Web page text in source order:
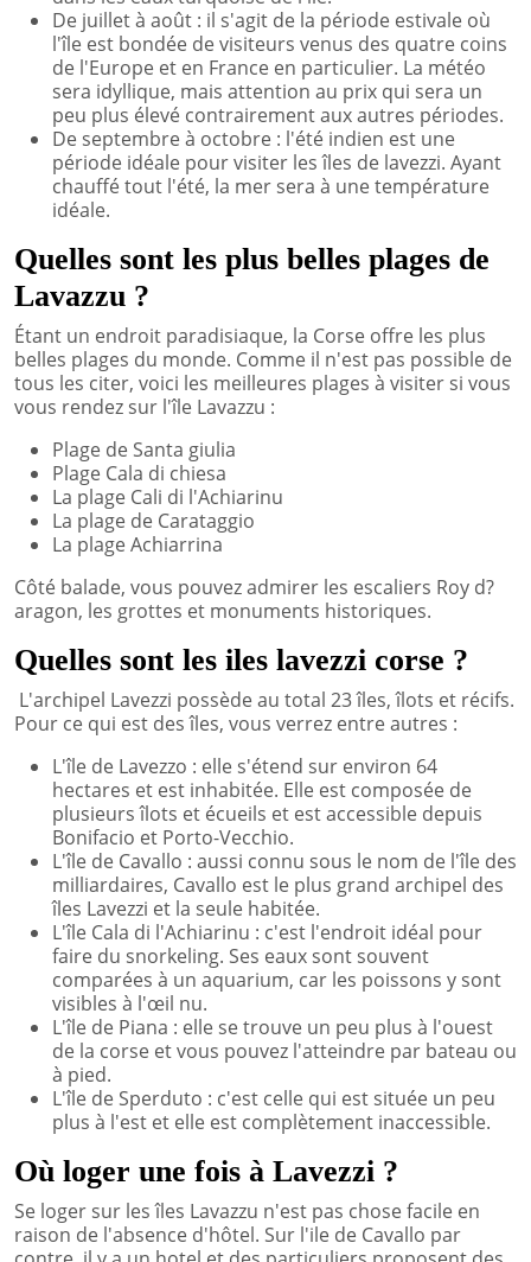
De juillet à août : il s'agit de la période estivale où
l'île est bondée de visiteurs venus des quatre coins
de l'Europe et en France en particulier. La météo
sera idyllique, mais attention au prix qui sera un
peu plus élevé contrairement aux autres périodes.
De septembre à octobre : l'été indien est une
période idéale pour visiter les îles de lavezzi. Ayant
chauffé tout l'été, la mer sera à une température
idéale.
Quelles sont les plus belles plages de
Lavazzu ?
Étant un endroit paradisiaque, la Corse offre les plus
belles plages du monde. Comme il n'est pas possible de
tous les citer, voici les meilleures plages à visiter si vous
vous rendez sur l'île Lavazzu :
Plage de Santa giulia
Plage Cala di chiesa
La plage Cali di l'Achiarinu
La plage de Carataggio
La plage Achiarrina
Côté balade, vous pouvez admirer les escaliers Roy d?
aragon, les grottes et monuments historiques.
Quelles sont les iles lavezzi corse ?
L'archipel Lavezzi possède au total 23 îles, îlots et récifs.
Pour ce qui est des îles, vous verrez entre autres :
L'île de Lavezzo : elle s'étend sur environ 64
hectares et est inhabitée. Elle est composée de
plusieurs îlots et écueils et est accessible depuis
Bonifacio et Porto-Vecchio.
L'île de Cavallo : aussi connu sous le nom de l'île des
milliardaires, Cavallo est le plus grand archipel des
îles Lavezzi et la seule habitée.
L'île Cala di l'Achiarinu : c'est l'endroit idéal pour
faire du snorkeling. Ses eaux sont souvent
comparées à un aquarium, car les poissons y sont
visibles à l'œil nu.
L'île de Piana : elle se trouve un peu plus à l'ouest
de la corse et vous pouvez l'atteindre par bateau ou
à pied.
L'île de Sperduto : c'est celle qui est située un peu
plus à l'est et elle est complètement inaccessible.
Où loger une fois à Lavezzi ?
Se loger sur les îles Lavazzu n'est pas chose facile en
raison de l'absence d'hôtel. Sur l'ile de Cavallo par